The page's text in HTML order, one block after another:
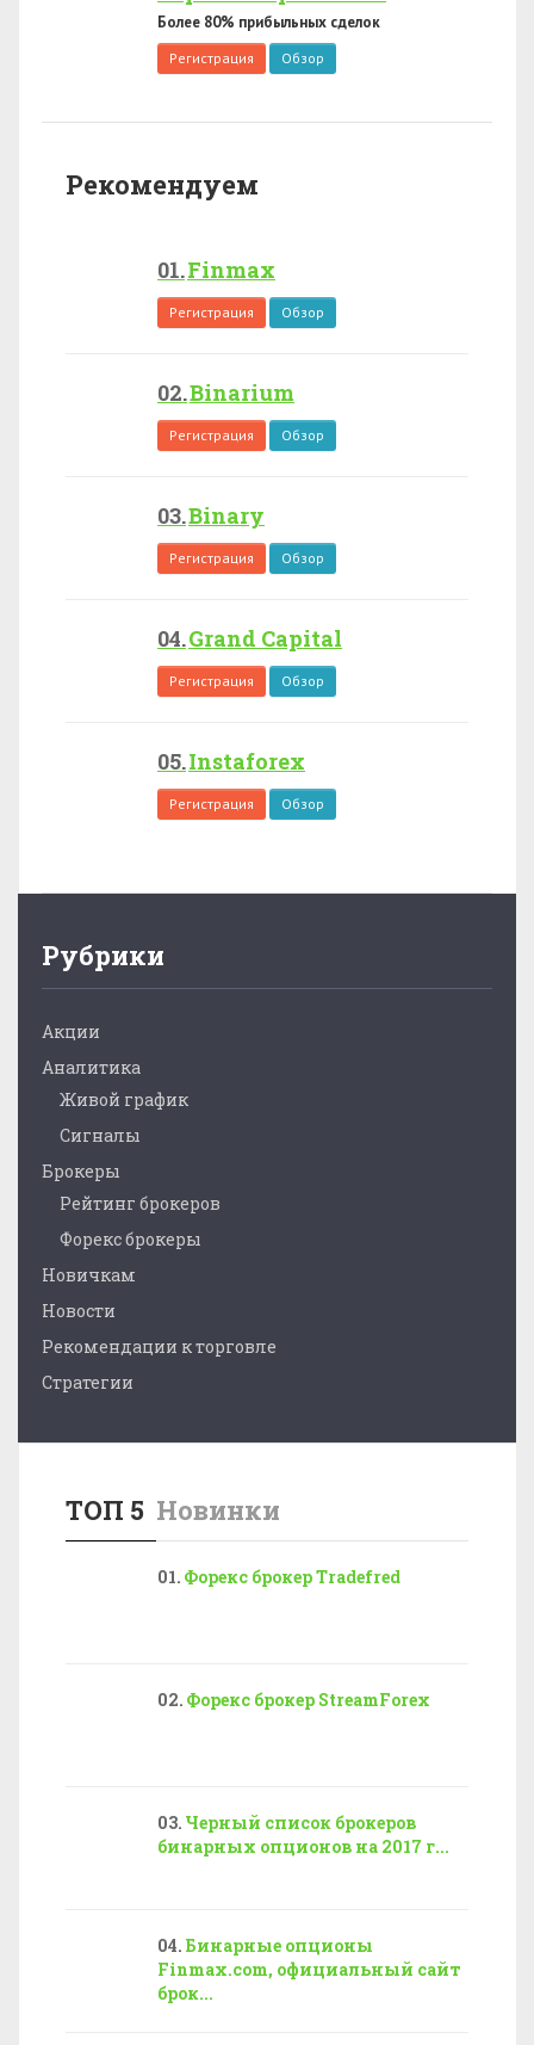
Более 80% прибыльных сделок
Регистрация Обзор
Рекомендуем
Finmax
Регистрация Обзор
Binarium
Регистрация Обзор
Binary
Регистрация Обзор
Grand Capital
Регистрация Обзор
Instaforex
Регистрация Обзор
Рубрики
Акции
Аналитика
Живой график
Сигналы
Брокеры
Рейтинг брокеров
Форекс брокеры
Новичкам
Новости
Рекомендации к торговле
Стратегии
ТОП 5 Новинки
Форекс брокер Tradefred
Форекс брокер StreamForex
Черный список брокеров
бинарных опционов на 2017 г...
Бинарные опционы
Finmax.com, официальный сайт
брок...